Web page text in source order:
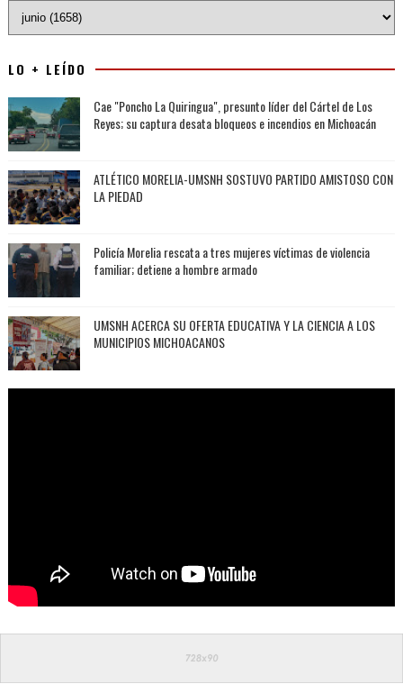
LO + LEÍDO
Cae "Poncho La Quiringua", presunto líder del Cártel de Los
Reyes; su captura desata bloqueos e incendios en Michoacán
ATLÉTICO MORELIA-UMSNH SOSTUVO PARTIDO AMISTOSO CON
LA PIEDAD
Policía Morelia rescata a tres mujeres víctimas de violencia
familiar; detiene a hombre armado
UMSNH ACERCA SU OFERTA EDUCATIVA Y LA CIENCIA A LOS
MUNICIPIOS MICHOACANOS